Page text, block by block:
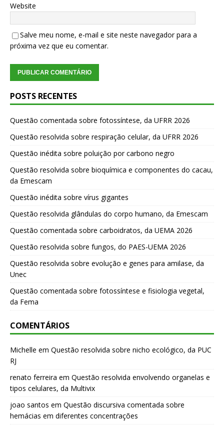
Website
Salve meu nome, e-mail e site neste navegador para a
próxima vez que eu comentar.
POSTS RECENTES
Questão comentada sobre fotossíntese, da UFRR 2026
Questão resolvida sobre respiração celular, da UFRR 2026
Questão inédita sobre poluição por carbono negro
Questão resolvida sobre bioquímica e componentes do cacau,
da Emescam
Questão inédita sobre vírus gigantes
Questão resolvida glândulas do corpo humano, da Emescam
Questão comentada sobre carboidratos, da UEMA 2026
Questão resolvida sobre fungos, do PAES-UEMA 2026
Questão resolvida sobre evolução e genes para amilase, da
Unec
Questão comentada sobre fotossíntese e fisiologia vegetal,
da Fema
COMENTÁRIOS
Michelle em Questão resolvida sobre nicho ecológico, da PUC
RJ
renato ferreira em Questão resolvida envolvendo organelas e
tipos celulares, da Multivix
joao santos em Questão discursiva comentada sobre
hemácias em diferentes concentrações